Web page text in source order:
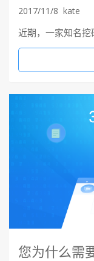
2017/11/8 kate
近期，一家知名
您为什么需